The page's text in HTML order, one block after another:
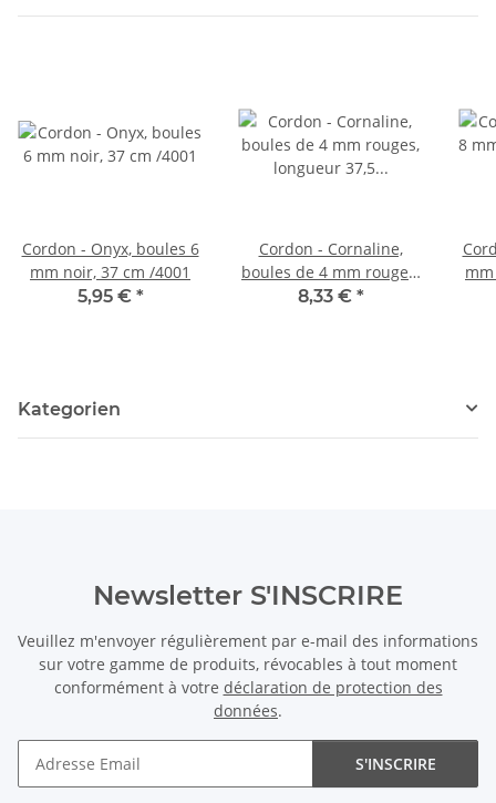
Cordon - Onyx, boules 6
mm noir, 37 cm /4001
5,95 € *
Cordon - Cornaline,
boules de 4 mm rouges,
longueur 37,5 cm /4581
8,33 € *
Kategorien
Newsletter S'INSCRIRE
Veuillez m'envoyer régulièrement par e-mail des informations
sur votre gamme de produits, révocables à tout moment
conformément à votre déclaration de protection des
données.
S'INSCRIRE